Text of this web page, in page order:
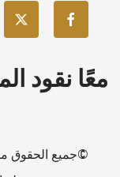
معًا نقود
©جميع الحقوق